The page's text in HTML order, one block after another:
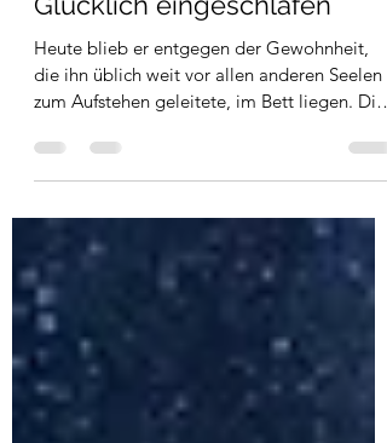
1. Jan. 2025
1 Min. Lesezeit
Glücklich eingeschlafen
Heute blieb er entgegen der Gewohnheit,
zum Aufstehen geleitete, im Bett liegen. Die
letzten...